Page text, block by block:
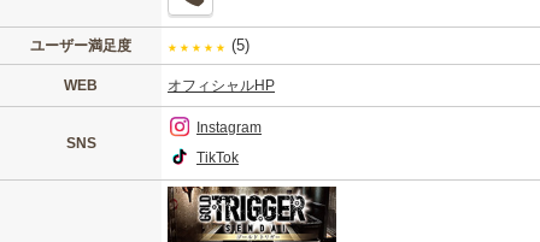
ユーザー満足度 ★ ★ ★ ★ ★ (5)
WEB オフィシャルHP
SNS
Instagram
TikTok